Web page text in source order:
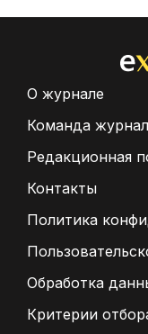
О журнале
Команда
Редакционная
Контакты
Политика
Обработка
Критерии